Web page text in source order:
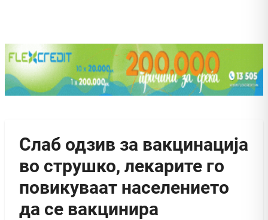
Слаб одзив за вакцинација
во струшко, лекарите го
повикуваат населението
да се вакцинира